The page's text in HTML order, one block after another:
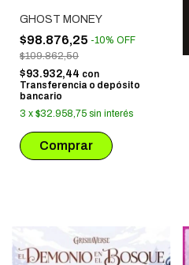
GHOST MONEY
$98.876,25 -10% OFF
$109.862,50
$93.932,44 con
Transferencia o depósito
bancario
3 x $32.958,75 sin interés